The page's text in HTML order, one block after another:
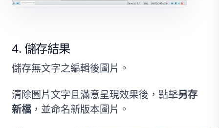
儲存結果
儲存無文字之編輯後圖片。
清除圖片文字且滿意呈現效果後，點擊另存
新檔 ，並命名新版本圖片。